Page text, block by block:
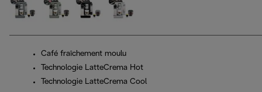
Café fraîchement moulu
Technologie LatteCrema Hot
Technologie LatteCrema Cool